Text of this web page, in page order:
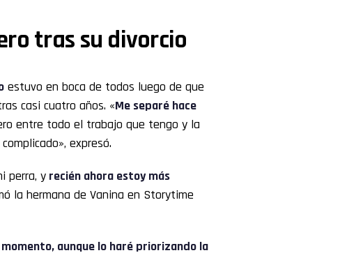
tras su divorcio
estuvo en boca de todos luego de que
casi cuatro años. «Me separé hace
entre todo el trabajo que tengo y la
expresó.
perra, y recién ahora estoy más
la hermana de Vanina en Storytime
aunque lo haré priorizando la